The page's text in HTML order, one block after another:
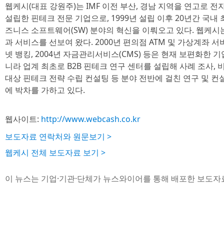
웹케시(대표 강원주)는 IMF 이전 부산, 경남 지역을 연고로 전
설립한 핀테크 전문 기업으로, 1999년 설립 이후 20년간 국내
즈니스 소프트웨어(SW) 분야의 혁신을 이뤄오고 있다. 웹케
과 서비스를 선보여 왔다. 2000년 편의점 ATM 및 가상계좌
넷 뱅킹, 2004년 자금관리서비스(CMS) 등은 현재 보편화한
니라 업계 최초로 B2B 핀테크 연구 센터를 설립해 사례 조사,
대상 핀테크 전략 수립 컨설팅 등 분야 전반에 걸친 연구 및
에 박차를 가하고 있다.
웹사이트: http://www.webcash.co.kr
보도자료 연락처와 원문보기 >
웹케시 전체 보도자료 보기 >
이 뉴스는 기업·기관·단체가 뉴스와이어를 통해 배포한 보도